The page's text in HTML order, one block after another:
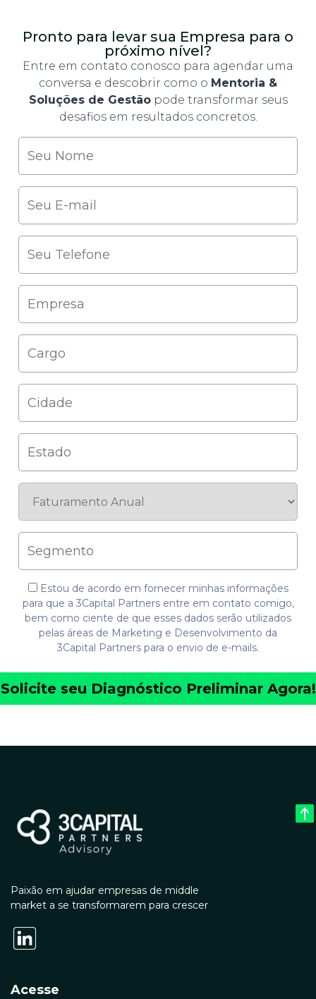
Pronto para levar sua Empresa para o
próximo nível?
Entre em contato conosco para agendar uma
conversa e descobrir como o Mentoria &
Soluções de Gestãopode transformar seus
desafios em resultados concretos.
Estou de acordo em fornecer minhas informações
para que a 3Capital Partners entre em contato comigo,
bem como ciente de que esses dados serão utilizados
pelas áreas de Marketing e Desenvolvimento da
3Capital Partners para o envio de e-mails.
Paixão em ajudar empresas de middle
market a se transformarem para crescer
Acesse